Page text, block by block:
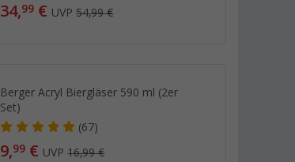
34,99 € UVP54,99 €
Berger Acryl Biergläser 590 ml (2er
Set)
(67)
9,99 € UVP16,99 €